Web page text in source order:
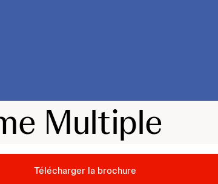
Multiple
Télécharger la brochure